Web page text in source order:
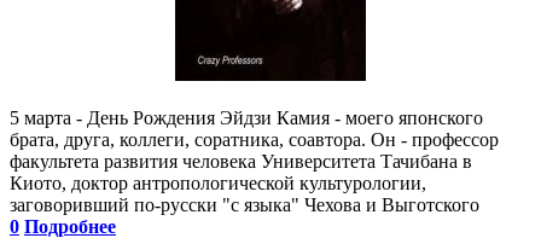
5 марта - День Рождения Эйдзи Камия - моего японского
брата, друга, коллеги, соратника, соавтора. Он - профессор
факультета развития человека Университета Тачибана в
Киото, доктор антропологической культурологии,
заговоривший по-русски "с языка" Чехова и Выготского
0 Подробнее